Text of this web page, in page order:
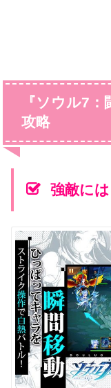
『ソウル7：
攻略
強敵には